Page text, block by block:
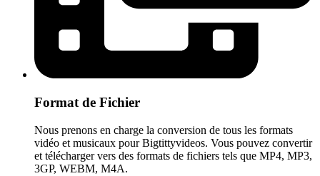
Format de Fichier
Nous prenons en charge la conversion de tous les formats
vidéo et musicaux pour Bigtittyvideos. Vous pouvez convertir
et télécharger vers des formats de fichiers tels que MP4, MP3,
3GP, WEBM, M4A.